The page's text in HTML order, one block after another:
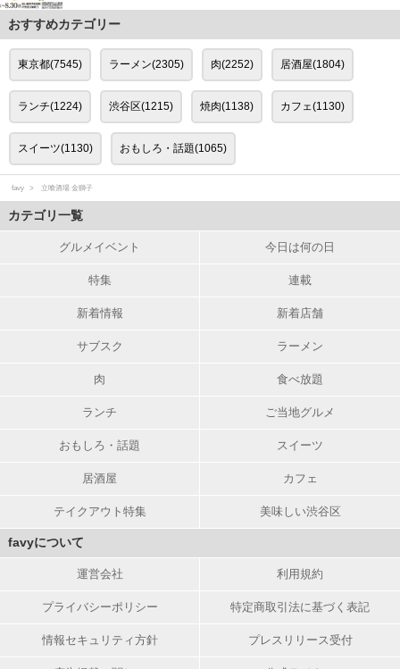
おすすめカテゴリー
東京都(7545) ラーメン(2305) 肉(2252) 居酒屋(1804)
ランチ(1224) 渋谷区(1215) 焼肉(1138) カフェ(1130)
スイーツ(1130) おもしろ・話題(1065)
favy 立喰酒場 金獅子
カテゴリ一覧
グルメイベント 今日は何の日
特集 連載
新着情報 新着店舗
サブスク ラーメン
肉 食べ放題
ランチ ご当地グルメ
おもしろ・話題 スイーツ
居酒屋 カフェ
テイクアウト特集 美味しい渋谷区
favyについて
運営会社 利用規約
プライバシーポリシー 特定商取引法に基づく表記
情報セキュリティ方針 プレスリリース受付